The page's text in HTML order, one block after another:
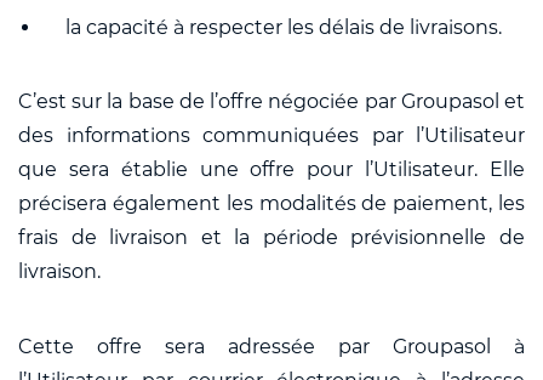
la capacité à respecter les délais de livraisons.
C’est sur la base de l’offre négociée par Groupasol et
des informations communiquées par l’Utilisateur
que sera établie une offre pour l’Utilisateur. Elle
précisera également les modalités de paiement, les
frais de livraison et la période prévisionnelle de
livraison.
Cette offre sera adressée par Groupasol à